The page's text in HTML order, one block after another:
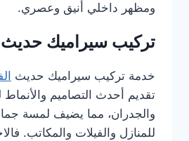
ومظهر داخلي أنيق وعصري.
تركيب سيراميك حديث
خدمة تركيب سيراميك حديث
تقديم أحدث التصاميم والأنماط
والجدران، مما يضيف لمسة
للمنازل والفيلات والمكاتب.